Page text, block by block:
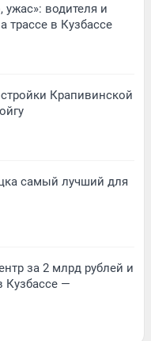
ужас»: водителя и
трассе в Кузбассе
Крапивинской
самый лучший для
за 2 млрд рублей и
Кузбассе —